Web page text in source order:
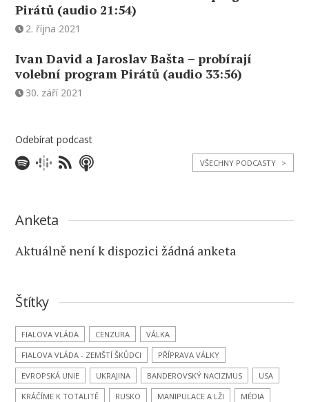
Pirátů (audio 21:54)
2. října 2021
Ivan David a Jaroslav Bašta – probírají
volební program Pirátů (audio 33:56)
30. září 2021
Odebírat podcast
VŠECHNY PODCASTY >
Anketa
Aktuálně není k dispozici žádná anketa
Štítky
FIALOVA VLÁDA CENZURA
VÁLKA
FIALOVA VLÁDA - ZEMŠTÍ ŠKŮDCI
PŘÍPRAVA VÁLKY
EVROPSKÁ UNIE
UKRAJINA BANDEROVSKÝ NACIZMUS
USA
KRÁČÍME K TOTALITĚ
RUSKO MANIPULACE A LŽI
MÉDIA